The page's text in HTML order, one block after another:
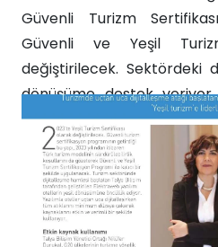
Güvenli Turizm
Güvenli ve Yeşil
değiştirilecek. Sektördeki
dönüşüme destek
Bakanlığı tarafından
Sertifikası uygulaması
Sertifikası olarak
sertifikasyon
yılından itibaren...